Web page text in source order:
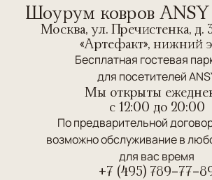
Шоурум ковров
Москва, ул. Пречистенка, д.
«Артефакт», нижний
Бесплатная гостевая
для посетителей
Мы открыты
c 12:00 до 20:00
По предварительной
возможно обслуживание в
для вас время
+7 (495) 789-77-